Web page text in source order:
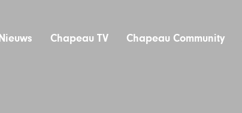
Nieuws Chapeau TV Chapeau Community